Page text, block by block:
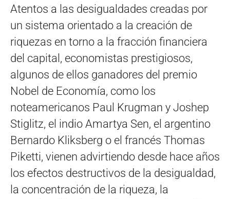
Atentos a las desigualdades creadas por
un sistema orientado a la creación de
riquezas en torno a la fracción financiera
del capital, economistas prestigiosos,
algunos de ellos ganadores del premio
Nobel de Economía, como los
noteamericanos Paul Krugman y Joshep
Stiglitz, el indio Amartya Sen, el argentino
Bernardo Kliksberg o el francés Thomas
Piketti, vienen advirtiendo desde hace años
los efectos destructivos de la desigualdad,
la concentración de la riqueza, la